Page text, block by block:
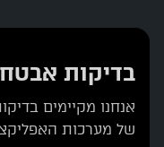
בדיקות
אנחנו מקיימים
של מערכות